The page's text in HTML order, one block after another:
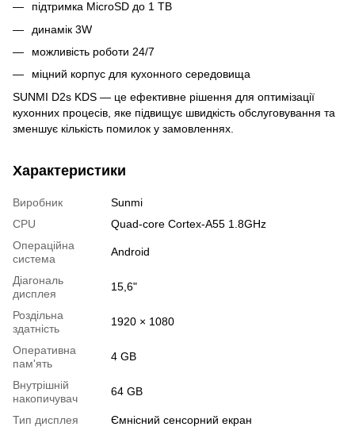
підтримка MicroSD до 1 TB
динамік 3W
можливість роботи 24/7
міцний корпус для кухонного середовища
SUNMI D2s KDS — це ефективне рішення для оптимізації
кухонних процесів, яке підвищує швидкість обслуговування та
зменшує кількість помилок у замовленнях.
Характеристики
Виробник
Sunmi
CPU
Quad-core Cortex-A55 1.8GHz
Операційна
система
Android
Діагональ
дисплея
15,6"
Роздільна
здатність
1920 × 1080
Оперативна
пам'ять
4 GB
Внутрішній
накопичувач
64 GB
Тип дисплея
Ємнісний сенсорний екран